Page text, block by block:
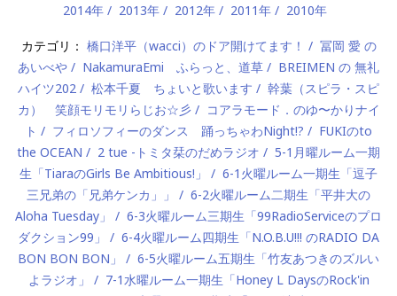
2014年
2013年 2012年 2011年 2010年
カテゴリ： 橋口洋平（wacci）のドア開けてます！
冨岡 愛 の
あいべや
NakamuraEmi ふらっと、道草
BREIMEN の 無礼
ハイツ202
松本千夏 ちょいと歌います
幹葉（スピラ・スピ
カ） 笑顔モリモリらじお☆彡
コアラモード．のゆ〜かりナイ
ト
フィロソフィーのダンス 踊っちゃわNight!?
FUKIのto
the OCEAN
2 tue -トミタ栞のだめラジオ
5-1月曜ルーム一期
生「TiaraのGirls Be Ambitious!」
6-1火曜ルーム一期生「逗子
三兄弟の「兄弟ケンカ」」
6-2火曜ルーム二期生「平井大の
Aloha Tuesday」
6-3火曜ルーム三期生「99RadioServiceのプロ
ダクション99」
6-4火曜ルーム四期生「N.O.B.U!!! のRADIO DA
BON BON BON」
6-5火曜ルーム五期生「竹友あつきのズルい
よラジオ」
7-1水曜ルーム一期生「Honey L DaysのRock'in